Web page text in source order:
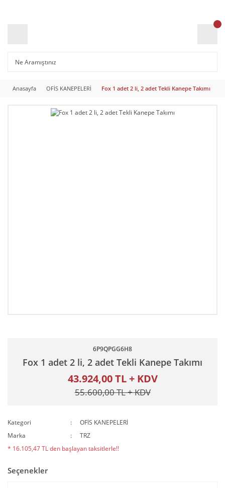
Anasayfa OFİS KANEPELERİ Fox 1 adet 2 li, 2 adet Tekli Kanepe Takımı
6P9QPGG6H8
Fox 1 adet 2 li, 2 adet Tekli Kanepe Takımı
43.924,00 TL + KDV
55.600,00 TL + KDV
Kategori
OFİS KANEPELERİ
Marka
TRZ
* 16.105,47 TL den başlayan taksitlerle!!
Seçenekler